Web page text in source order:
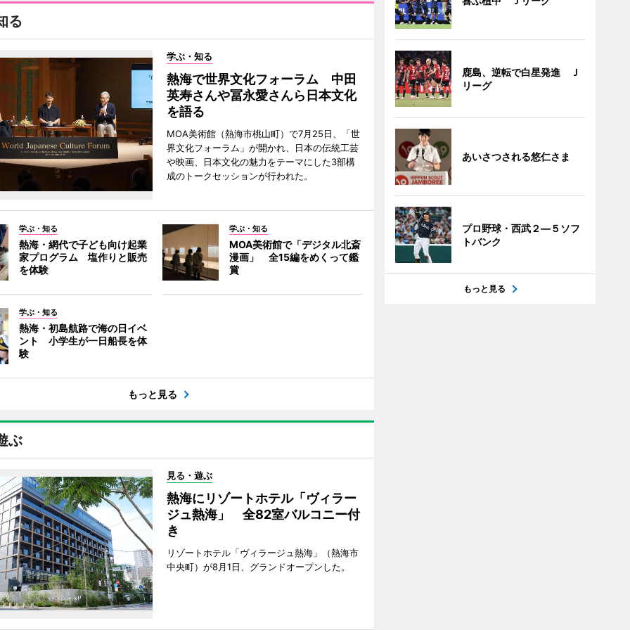
る
学ぶ・知る
熱海で世界文化フォーラム 中田
英寿さんや冨永愛さんら日本文化
を語る
MOA美術館（熱海市桃山町）で7月25日、「世
界文化フォーラム」が開かれ、日本の伝統工芸
や映画、日本文化の魅力をテーマにした3部構
成のトークセッションが行われた。
学ぶ・知る
熱海・網代で子ども向け起業
家プログラム 塩作りと販売
を体験
学ぶ・知る
MOA美術館で「デジタル北斎
漫画」 全15編をめくって鑑
賞
学ぶ・知る
熱海・初島航路で海の日イベ
ント 小学生が一日船長を体
験
もっと見る
ぶ
見る・遊ぶ
熱海にリゾートホテル「ヴィラー
ジュ熱海」 全82室バルコニー付
き
リゾートホテル「ヴィラージュ熱海」（熱海市
中央町）が8月1日、グランドオープンした。
鹿島、逆転で白星発進 Ｊ
リーグ
あいさつされる悠仁さま
プロ野球・西武２―５ソフ
トバンク
もっと見る